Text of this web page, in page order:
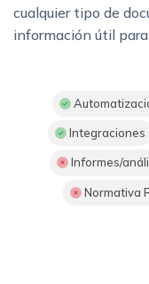
cualquier tipo de
información útil
Integraciones
Informes/
Normativa